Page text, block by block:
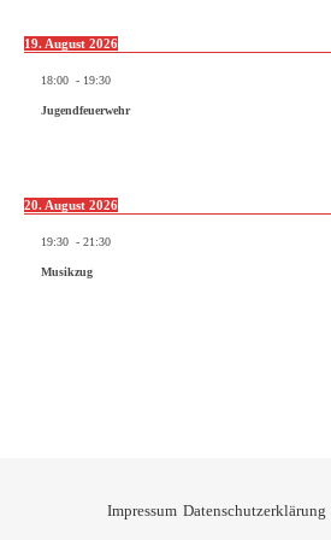
19. August 2026
18:00 - 19:30
Jugendfeuerwehr
20. August 2026
19:30 - 21:30
Musikzug
Impressum Datenschutzerklärung